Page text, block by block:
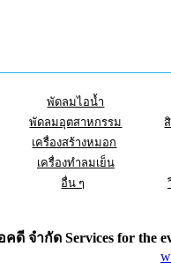
พัดลมไอน้ำ
พัดลมอุตสาหกรรม
เครื่องสร้างหมอก
เครื่องทำลมเย็น
อื่น ๆ
ดี จำกัด Services for the